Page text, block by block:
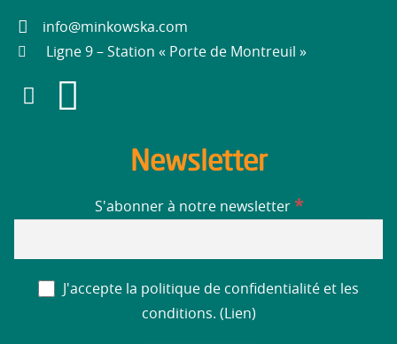
info@minkowska.com
Ligne 9 – Station « Porte de Montreuil »
Newsletter
S'abonner à notre newsletter *
J'accepte la politique de confidentialité et les
conditions. ( Lien)